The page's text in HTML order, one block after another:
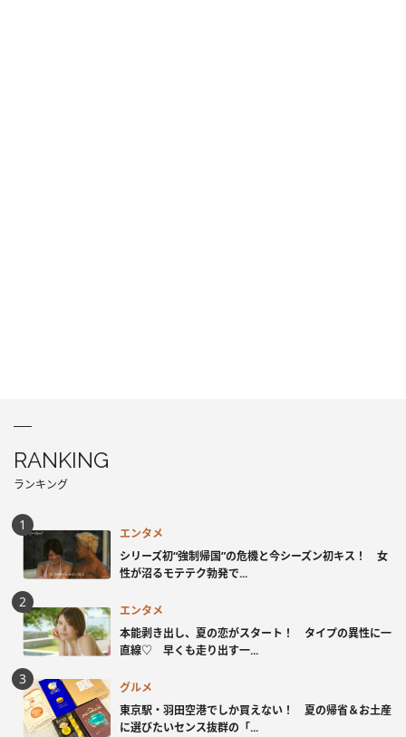
RANKING
ランキング
エンタメ
シリーズ初“強制帰国”の危機と今シーズン初キス！ 女
性が沼るモテテク勃発で...
エンタメ
本能剥き出し、夏の恋がスタート！ タイプの異性に一
直線♡ 早くも走り出す一...
グルメ
東京駅・羽田空港でしか買えない！ 夏の帰省＆お土産
に選びたいセンス抜群の「...